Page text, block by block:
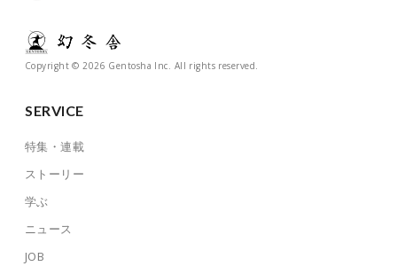
Copyright © 2026 Gentosha Inc. All rights reserved.
SERVICE
特集・連載
ストーリー
学ぶ
ニュース
JOB